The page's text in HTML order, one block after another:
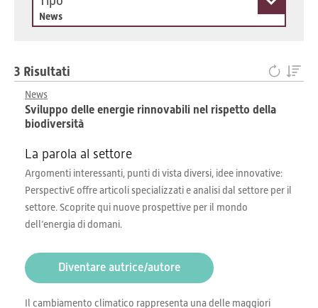
News
3 Risultati
News
Sviluppo delle energie rinnovabili nel rispetto della
biodiversità
La parola al settore
Argomenti interessanti, punti di vista diversi, idee innovative:
PerspectivE offre articoli specializzati e analisi dal settore per il
settore. Scoprite qui nuove prospettive per il mondo
dell’energia di domani.
Diventare autrice/autore
Il cambiamento climatico rappresenta una delle maggiori